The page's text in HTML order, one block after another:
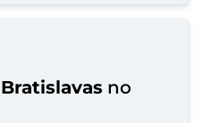
Bratislavas no